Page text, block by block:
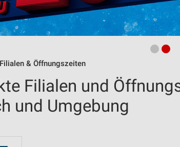
& Öffnungszeiten
Filialen und
und Umgebung